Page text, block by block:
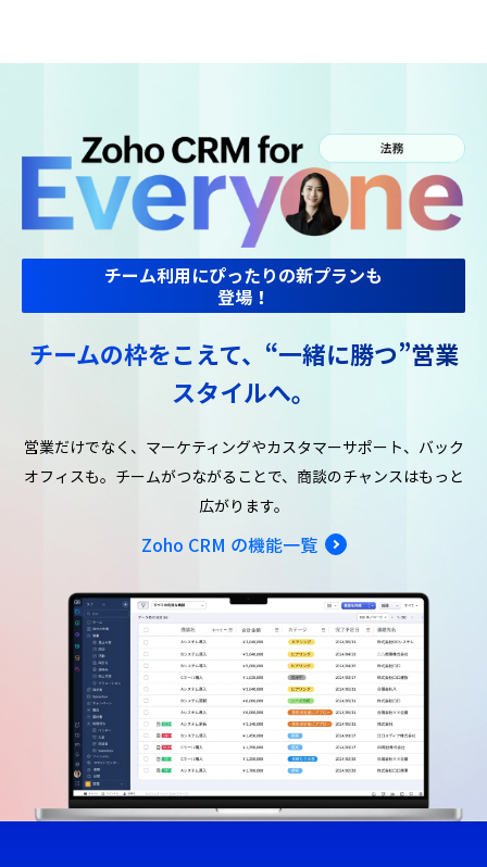
チーム利用にぴったりの新プランも
登場！
チームの枠をこえて、“一緒に勝つ”営業
スタイルへ。
営業だけでなく、マーケティングやカスタマーサポート、バック
オフィスも。 チームがつながることで、商談のチャンスはもっと
広がります。
Zoho CRM の機能一覧